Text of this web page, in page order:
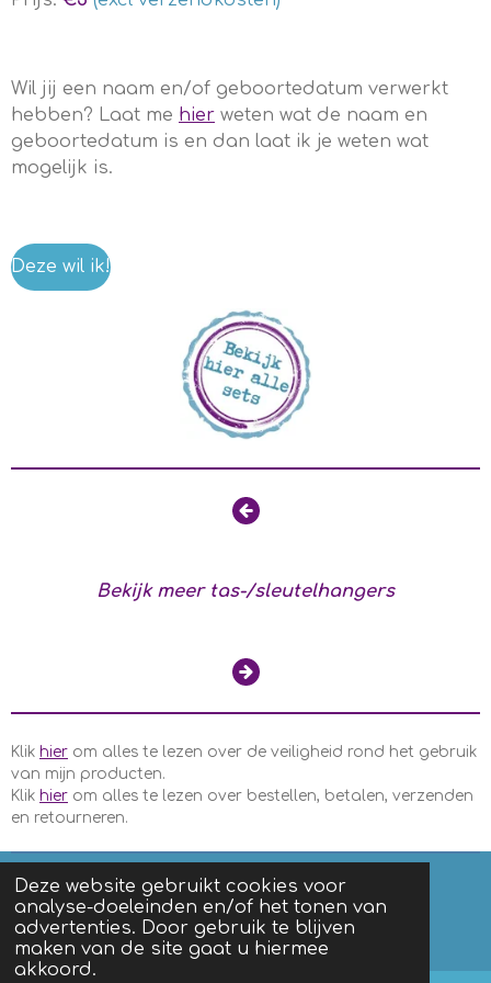
Deze website gebruikt cookies voor
analyse-doeleinden en/of het tonen van
advertenties. Door gebruik te blijven
maken van de site gaat u hiermee
akkoord.
Wil jij een naam en/of geboortedatum verwerkt
hebben? Laat me hier weten wat de naam en
geboortedatum is en dan laat ik je weten wat
mogelijk is.
Deze wil ik!
Bekijk meer tas-/sleutelhangers
Klik hier om alles te lezen over de veiligheid rond het gebruik
van mijn producten.
Klik hier om alles te lezen over bestellen, betalen, verzenden
en retourneren.
F
a
c
I
n
s
Algemene voorwaarden | Privacy